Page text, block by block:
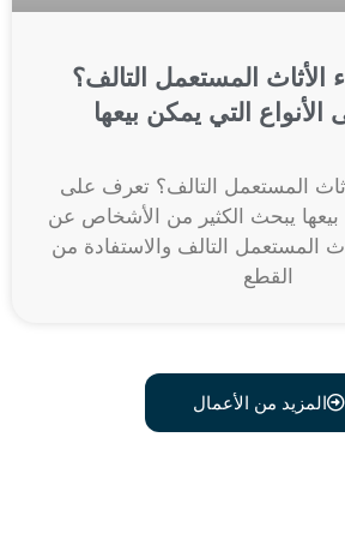
المستعمل التالف؟
التي يمكن بيعها
المستعمل التالف؟ تعرف على
بيعها يبحث الكثير من الأشخاص عن
المستعمل التالف والاستفادة من
القطع
المزيد من الأعمال